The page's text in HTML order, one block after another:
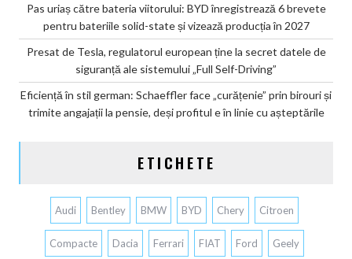
Pas uriaș către bateria viitorului: BYD înregistrează 6 brevete
pentru bateriile solid-state și vizează producția în 2027
Presat de Tesla, regulatorul european ține la secret datele de
siguranță ale sistemului „Full Self-Driving”
Eficiență în stil german: Schaeffler face „curățenie” prin birouri și
trimite angajații la pensie, deși profitul e în linie cu așteptările
ETICHETE
Audi Bentley BMW BYD Chery Citroen
Compacte Dacia Ferrari FIAT Ford Geely